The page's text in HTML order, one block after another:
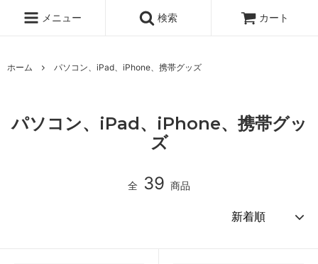
メニュー 検索 カート
ホーム パソコン、iPad、iPhone、携帯グッズ
パソコン、iPad、iPhone、携帯グッ
ズ
全 39 商品